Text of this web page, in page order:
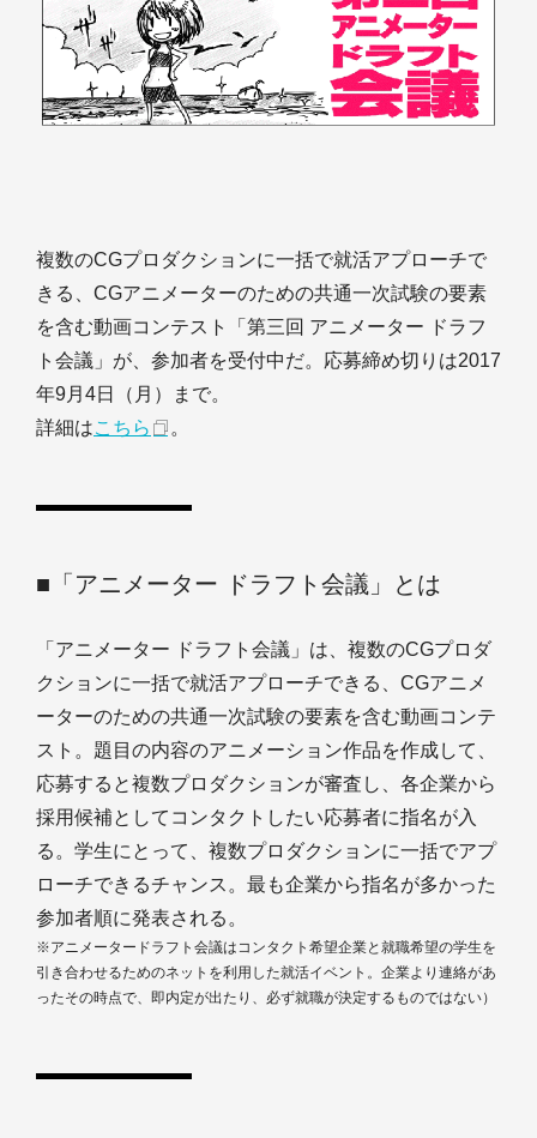
複数のCGプロダクションに一括で就活アプローチで
きる、CGアニメーターのための共通一次試験の要素
を含む動画コンテスト「第三回 アニメーター ドラフ
ト会議」が、参加者を受付中だ。応募締め切りは2017
年9月4日（月）まで。
詳細はこちら 。
■「アニメーター ドラフト会議」とは
「アニメーター ドラフト会議」は、複数のCGプロダ
クションに一括で就活アプローチできる、CGアニメ
ーターのための共通一次試験の要素を含む動画コンテ
スト。題目の内容のアニメーション作品を作成して、
応募すると複数プロダクションが審査し、各企業から
採用候補としてコンタクトしたい応募者に指名が入
る。学生にとって、複数プロダクションに一括でアプ
ローチできるチャンス。最も企業から指名が多かった
参加者順に発表される。
※アニメータードラフト会議はコンタクト希望企業と就職希望の学生を
引き合わせるためのネットを利用した就活イベント。企業より連絡があ
ったその時点で、即内定が出たり、必ず就職が決定するものではない）